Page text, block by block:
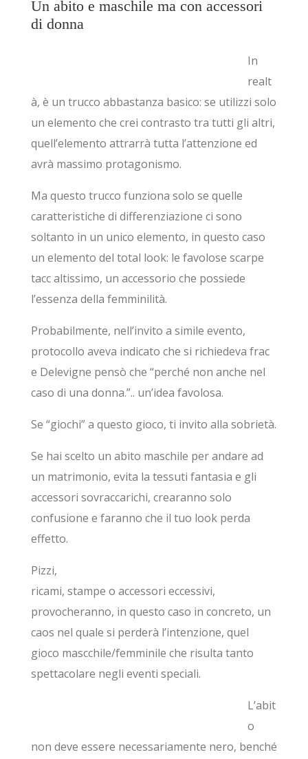
Un abito e maschile ma con accessori
di donna
In
realt
à, è un trucco abbastanza basico: se utilizzi solo
un elemento che crei contrasto tra tutti gli altri,
quell’elemento attrarrà tutta l’attenzione ed
avrà massimo protagonismo.
Ma questo trucco funziona solo se quelle
caratteristiche di differenziazione ci sono
soltanto in un unico elemento, in questo caso
un elemento del total look: le favolose scarpe
tacc altissimo, un accessorio che possiede
l’essenza della femminilità.
Probabilmente, nell’invito a simile evento,
protocollo aveva indicato che si richiedeva frac
e Delevigne pensò che “perché non anche nel
caso di una donna.”.. un’idea favolosa.
Se “giochi” a questo gioco, ti invito alla sobrietà.
Se hai scelto un abito maschile per andare ad
un matrimonio, evita la tessuti fantasia e gli
accessori sovraccarichi, crearanno solo
confusione e faranno che il tuo look perda
effetto.
Pizzi,
ricami, stampe o accessori eccessivi,
provocheranno, in questo caso in concreto, un
caos nel quale si perderà l’intenzione, quel
gioco mascchile/femminile che risulta tanto
spettacolare negli eventi speciali.
L’abit
o
non deve essere necessariamente nero, benché